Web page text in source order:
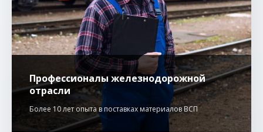
Профессионалы железнодорожной
отрасли
Более 10 лет опыта в поставках материалов ВСП